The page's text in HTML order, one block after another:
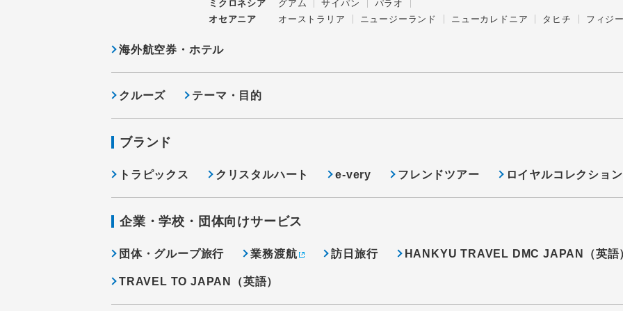
ミクロネシア グアム サイパン
パラオ
オセアニア
オーストラリア ニュージーランド ニューカレドニア タヒチ フィジ
海外航空券・ホテル
クルーズ テーマ・目的
ブランド
トラピックス クリスタルハート e-very フレンドツアー ロイヤルコレクション
企業・学校・団体向けサービス
団体・グループ旅行 業務渡航 訪日旅行 HANKYU TRAVEL DMC JAPAN（英語
TRAVEL TO JAPAN（英語）